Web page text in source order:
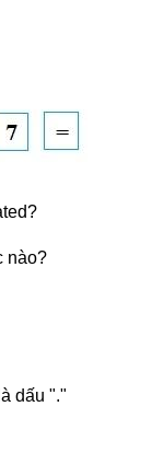
nào?
dấu "."